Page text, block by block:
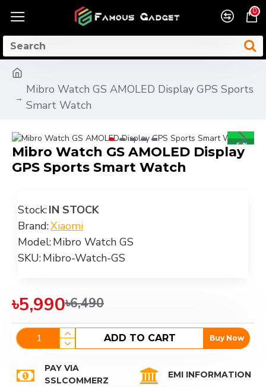
0
Mibro Watch GS AMOLED Display GPS Sports
Smart Watch
-8 %
Mibro Watch GS AMOLED Display
GPS Sports Smart Watch
Stock:IN STOCK
Brand:Xiaomi
Model:Mibro Watch GS
SKU:Mibro-Watch-GS
৳5,990৳6,490
ADD TO CART Buy Now
PAY VIA
SSLCOMMERZ
EMI INFORMATION